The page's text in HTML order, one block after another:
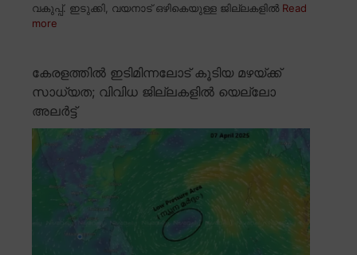
വകുപ്പ്. ഇടുക്കി, വയനാട് ഒഴികെയുള്ള ജില്ലകളിൽ Read
more
കേരളത്തിൽ ഇടിമിന്നലോട് കൂടിയ മഴയ്ക്ക്
സാധ്യത; വിവിധ ജില്ലകളിൽ യെല്ലോ
അലർട്ട്